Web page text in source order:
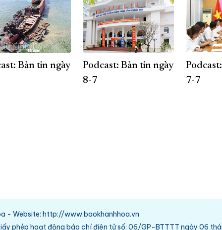
Bản tin ngày
Podcast: Bản tin ngày
8-7
7-7
- Website: http://www.baokhanhhoa.vn
phép hoạt động báo chí điện tử số: 06/GP-BTTTT ngày 06